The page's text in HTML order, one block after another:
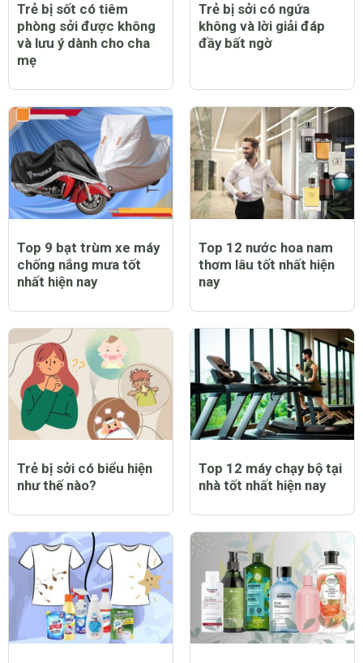
Trẻ bị sốt có tiêm
phòng sởi được không
và lưu ý dành cho cha
mẹ
Trẻ bị sởi có ngứa
không và lời giải đáp
đầy bất ngờ
Top 9 bạt trùm xe máy
chống nắng mưa tốt
nhất hiện nay
Top 12 nước hoa nam
thơm lâu tốt nhất hiện
nay
Trẻ bị sởi có biểu hiện
như thế nào?
Top 12 máy chạy bộ tại
nhà tốt nhất hiện nay